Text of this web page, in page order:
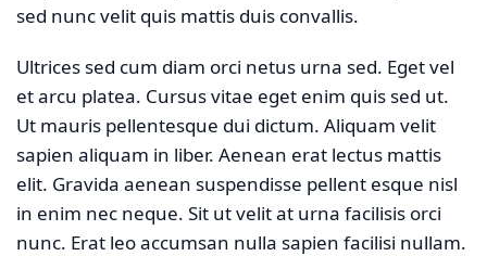
sed nunc velit quis mattis duis convallis.
Ultrices sed cum diam orci netus urna sed. Eget vel
et arcu platea. Cursus vitae eget enim quis sed ut.
Ut mauris pellentesque dui dictum. Aliquam velit
sapien aliquam in liber. Aenean erat lectus mattis
elit. Gravida aenean suspendisse pellent esque nisl
in enim nec neque. Sit ut velit at urna facilisis orci
nunc. Erat leo accumsan nulla sapien facilisi nullam.